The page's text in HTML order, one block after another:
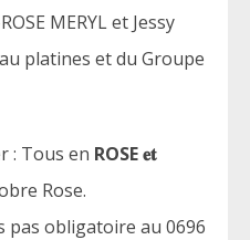
MERYL et Jessy
platines et du Groupe
: Tous en ROSE 𝐞𝐭
Rose.
pas obligatoire au 0696